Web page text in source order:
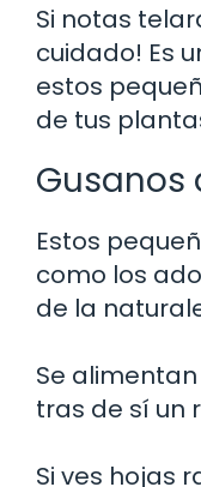
Si notas
cuidado! Es
estos
de tus
Gusanos
Estos
como los
de la
Se
tras de sí un
Si ves hojas